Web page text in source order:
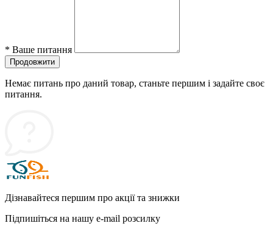
* Ваше питання
Продовжити
Немає питань про даний товар, станьте першим і задайте своє
питання.
Дізнавайтеся першим про акції та знижки
Підпишіться на нашу e-mail розсилку